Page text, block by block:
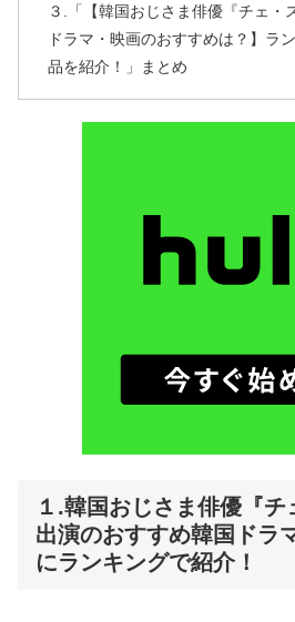
３.「【韓国おじさま俳優『チェ・
ドラマ・映画のおすすめは？】ラ
品を紹介！」まとめ
１.韓国おじさま俳優『チ
出演のおすすめ韓国ドラ
にランキングで紹介！